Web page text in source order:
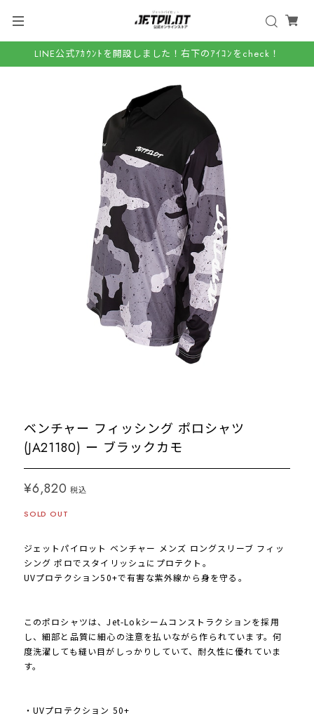
LINE公式ｱｶｳﾝﾄを開設しました！右下のｱｲｺﾝをcheck！
ベンチャー フィッシング ポロシャツ
(JA21180) ー ブラックカモ
¥6,820 税込
SOLD OUT
ジェットパイロット ベンチャー メンズ ロングスリーブ フィッ
シング ポロでスタイリッシュにプロテクト。
UVプロテクション50+で有害な紫外線から身を守る。
このポロシャツは、Jet-Lokシームコンストラクションを採用
し、細部と品質に細心の注意を払いながら作られています。何
度洗濯しても縫い目がしっかりしていて、耐久性に優れていま
す。
・UVプロテクション 50+